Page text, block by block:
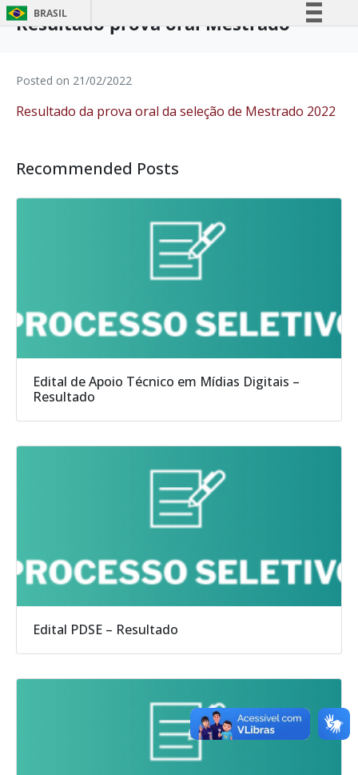
BRASIL
Acesso à informação
Resultado prova oral Mestrado
Posted on 21/02/2022
Resultado da prova oral da seleção de Mestrado 2022
Recommended Posts
Edital de Apoio Técnico em Mídias Digitais –
Resultado
Edital PDSE – Resultado